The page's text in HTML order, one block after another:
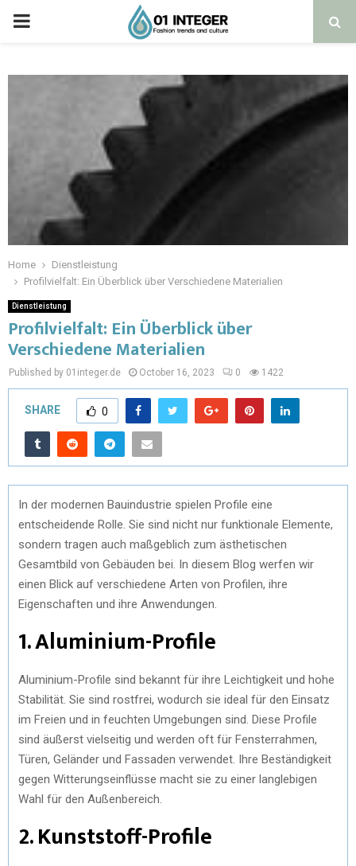
Home
Dienstleistung
Profilvielfalt: Ein Überblick über Verschiedene Materialien
Dienstleistung
Profilvielfalt: Ein Überblick über
Verschiedene Materialien
Published by 01integer.de October 16, 2023 0 1422
SHARE 0
In der modernen Bauindustrie spielen Profile eine
entscheidende Rolle. Sie sind nicht nur funktionale Elemente,
sondern tragen auch maßgeblich zum ästhetischen
Gesamtbild von Gebäuden bei. In diesem Blog werfen wir
einen Blick auf verschiedene Arten von Profilen, ihre
Eigenschaften und ihre Anwendungen.
1. Aluminium-Profile
Aluminium-Profile sind bekannt für ihre Leichtigkeit und hohe
Stabilität. Sie sind rostfrei, wodurch sie ideal für den Einsatz
im Freien und in feuchten Umgebungen sind. Diese Profile
sind äußerst vielseitig und werden oft für Fensterrahmen,
Türen, Geländer und Fassaden verwendet. Ihre Beständigkeit
gegen Witterungseinflüsse macht sie zu einer langlebigen
Wahl für den Außenbereich.
2. Kunststoff-Profile